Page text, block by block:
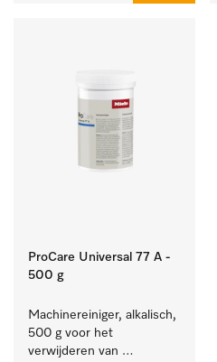
ProCare Universal 77 A -
500 g
Machinereiniger, alkalisch,
500 g voor het
verwijderen van